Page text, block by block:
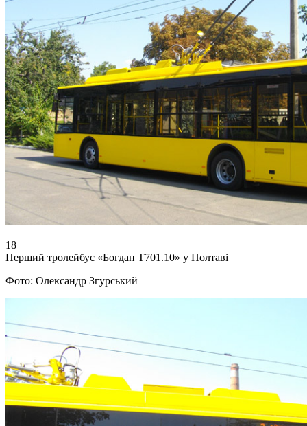
18
Перший тролейбус «Богдан Т701.10» у Полтаві
Фото: Олександр Згурський